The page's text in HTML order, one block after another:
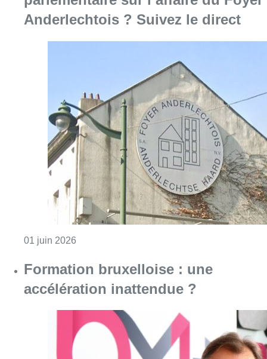
Anderlechtois ? Suivez le direct
01 juin 2026
Formation bruxelloise : une
accélération inattendue ?